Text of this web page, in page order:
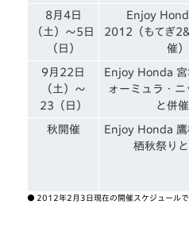
8月4日
（土）〜5日
（日）
Enjoy
2012（もてぎ
催）
9月22日
（土）〜
23（日）
Enjoy Honda
ォーミュラ・
と併催
秋開催
Enjoy Honda
栖秋祭りと
● 2012年2月3日現在の開催スケジュールで